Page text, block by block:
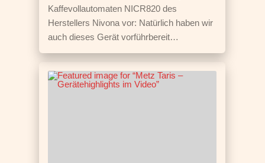
Kaffevollautomaten NICR820 des
Herstellers Nivona vor: Natürlich haben wir
auch dieses Gerät vorführbereit…